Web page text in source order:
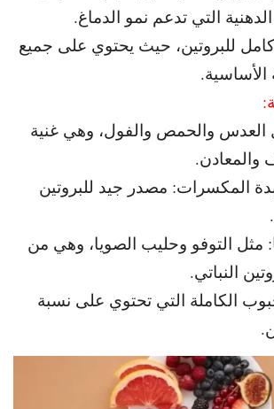
للبروتين، حيث يحتوي على جميع
الأساسية.
العدس والحمص والفول، وهي غنية
والمعادن.
المكسرات: مصدر جيد للبروتين
مثل التوفو وحليب الصويا، وهي من
النباتي.
الكاملة التي تحتوي على نسبة